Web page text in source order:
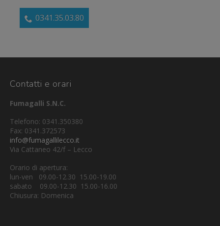
0341.35.03.80
Contatti e orari
Fumagalli S.N.C.
Telefono: 0341.350380
Fax: 0341.372573
info@fumagallilecco.it
Via Cattaneo 42/f – Lecco
Orario di apertura:
lun-ven 09.00-12.30 15.00-19.00
sabato 09.00-12.30 15.00-16.00
Chiusura: Domenica